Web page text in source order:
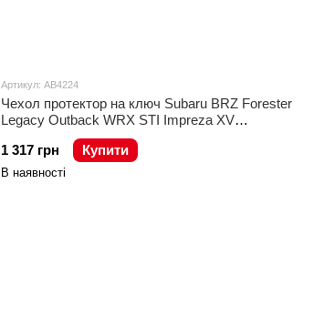
Артикул: AB4224
Чехол протектор на ключ Subaru BRZ Forester
Legacy Outback WRX STI Impreza XV
Crosstrek димчастий
1 317 грн
Купити
В наявності